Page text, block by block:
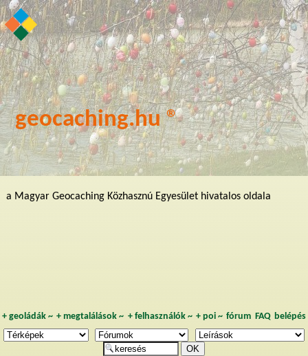
geocaching.hu ®
a Magyar Geocaching Közhasznú Egyesület hivatalos oldala
+ geoládák~ +megtalálások ~ + felhasználók~ + poi~ fórum FAQ belépés